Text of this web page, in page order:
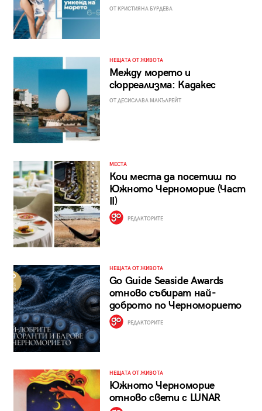
ОТ КРИСТИЯНА БУРДЕВА
НЕЩАТА ОТ ЖИВОТА
Между морето и
сюрреализма: Кадакес
ОТ ДЕСИСЛАВА МАКЪЛРЕЙТ
МЕСТА
Кои места да посетиш по
Южното Черноморие (Част
II)
РЕДАКТОРИТЕ
НЕЩАТА ОТ ЖИВОТА
Go Guide Seaside Awards
отново събират най-
доброто по Черноморието
РЕДАКТОРИТЕ
НЕЩАТА ОТ ЖИВОТА
Южното Черноморие
отново свети с LUNAR